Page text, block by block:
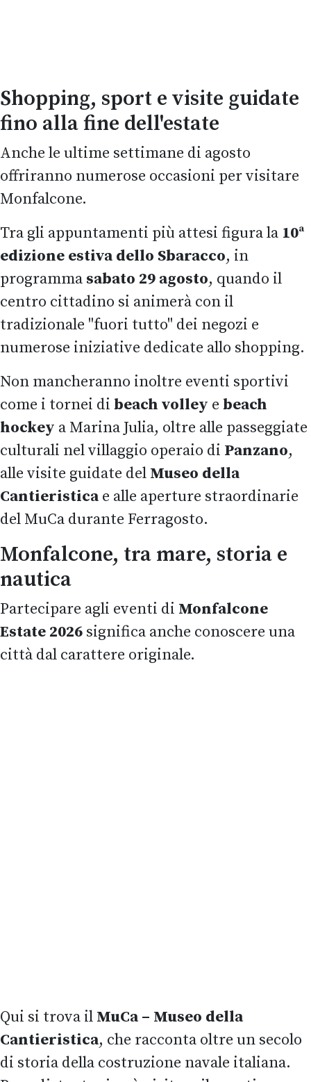
Shopping, sport e visite guidate
fino alla fine dell'estate
Anche le ultime settimane di agosto
offriranno numerose occasioni per visitare
Monfalcone.
Tra gli appuntamenti più attesi figura la 10ª
edizione estiva dello Sbaracco, in
programma sabato 29 agosto, quando il
centro cittadino si animerà con il
tradizionale "fuori tutto" dei negozi e
numerose iniziative dedicate allo shopping.
Non mancheranno inoltre eventi sportivi
come i tornei di beach volley e beach
hockey a Marina Julia, oltre alle passeggiate
culturali nel villaggio operaio di Panzano,
alle visite guidate del Museo della
Cantieristicae alle aperture straordinarie
del MuCa durante Ferragosto.
Monfalcone, tra mare, storia e
nautica
Partecipare agli eventi di Monfalcone
Estate 2026 significa anche conoscere una
città dal carattere originale.
Qui si trova il MuCa – Museo della
Cantieristica, che racconta oltre un secolo
di storia della costruzione navale italiana.